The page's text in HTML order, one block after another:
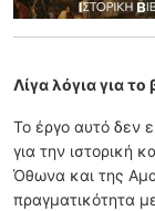
Λίγα λόγια για το
Το έργο αυτό δεν
για την ιστορική
Όθωνα και της
πραγματικότητα